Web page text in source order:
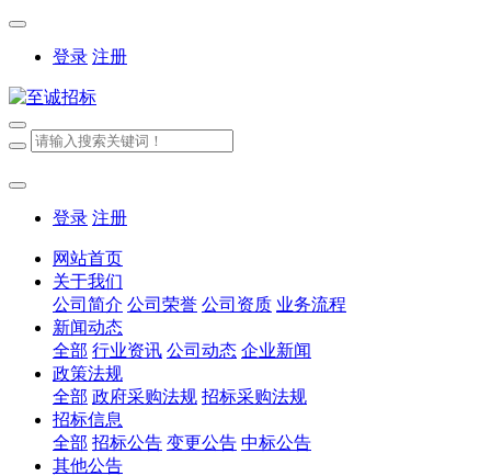
登录 注册
登录 注册
网站首页
关于我们
公司简介 公司荣誉 公司资质 业务流程
新闻动态
全部 行业资讯 公司动态 企业新闻
政策法规
全部 政府采购法规 招标采购法规
招标信息
全部 招标公告 变更公告 中标公告
其他公告